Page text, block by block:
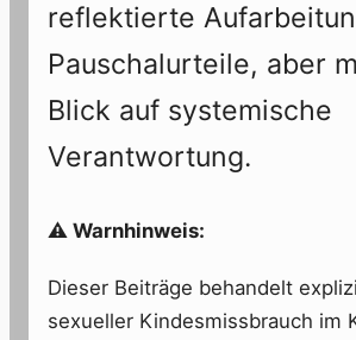
reflektierte
Pauschalurteile, aber
Blick auf systemische
Verantwortung.
⚠️ Warnhinweis:
Dieser Beiträge behandelt
sexueller Kindesmissbrauch im